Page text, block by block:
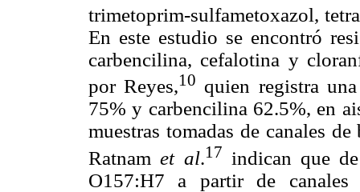
trimetoprim-sulfametoxazol,
En este estudio se encontró
carbencilina, cefalotina y
por Reyes,10 quien registra
75% y carbencilina 62.5%, en
muestras tomadas de canales
Ratnamet al.17 indican que
O157:H7 a partir de